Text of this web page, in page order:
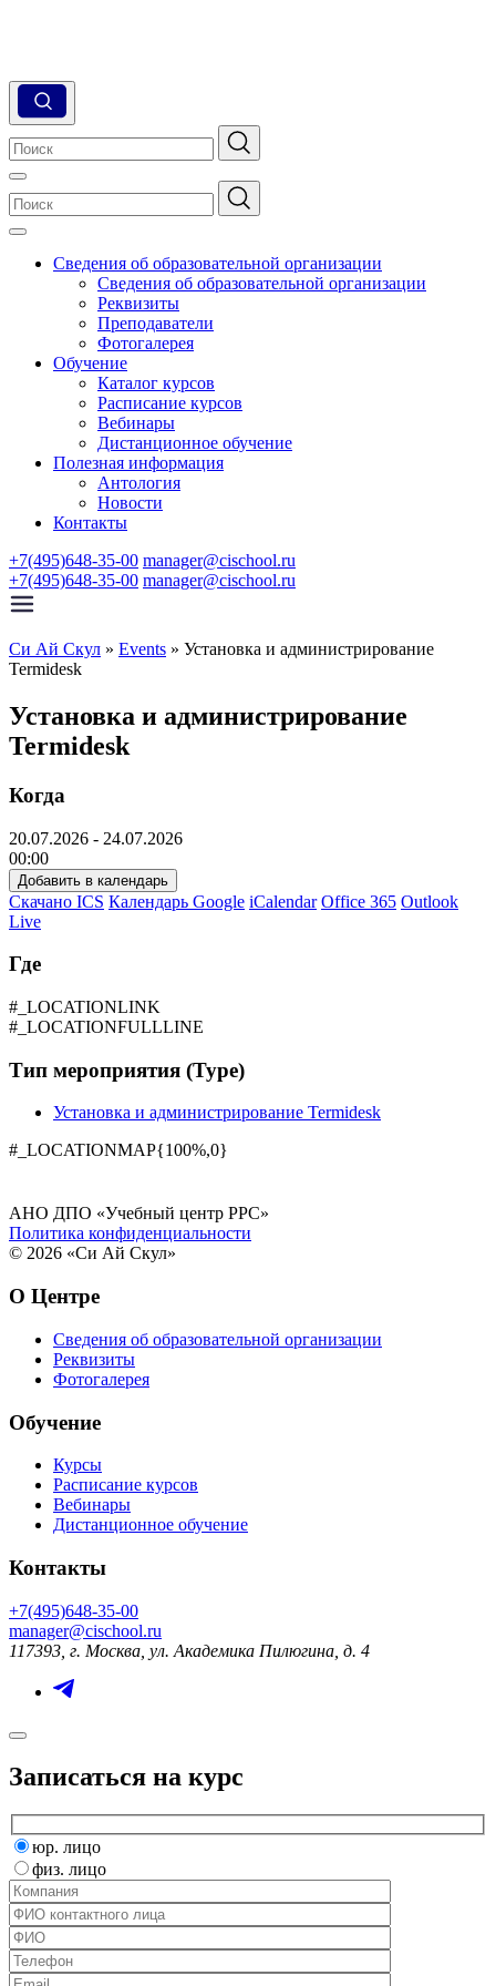
Сведения об образовательной организации
Сведения об образовательной организации
Реквизиты
Преподаватели
Фотогалерея
Обучение
Каталог курсов
Расписание курсов
Вебинары
Дистанционное обучение
Полезная информация
Антология
Новости
Контакты
+7(495)648-35-00 manager@cischool.ru
+7(495)648-35-00 manager@cischool.ru
Си Ай Скул » Events » Установка и администрирование
Termidesk
Установка и администрирование
Termidesk
Когда
20.07.2026 - 24.07.2026
00:00
Добавить в календарь
Скачано ICS Календарь Google iCalendar Office 365 Outlook
Live
Где
#_LOCATIONLINK
#_LOCATIONFULLLINE
Тип мероприятия (Type)
Установка и администрирование Termidesk
#_LOCATIONMAP{100%,0}
АНО ДПО «Учебный центр РРС»
Политика конфиденциальности
© 2026 «Си Ай Скул»
О Центре
Сведения об образовательной организации
Реквизиты
Фотогалерея
Обучение
Курсы
Расписание курсов
Вебинары
Дистанционное обучение
Контакты
+7(495)648-35-00
manager@cischool.ru
117393, г. Москва, ул. Академика Пилюгина, д. 4
Записаться на курс
юр. лицо
физ. лицо